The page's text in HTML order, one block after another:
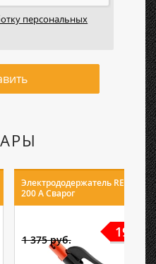
персональных
Электрододержатель REAL
200 А Сварог
19%
1 375 руб.